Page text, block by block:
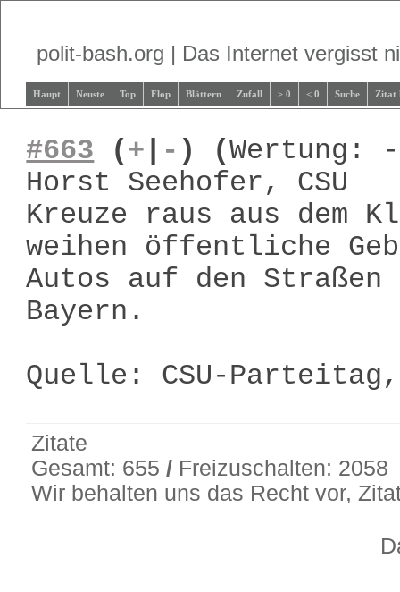
polit-bash.org | Das Internet vergisst
Haupt Neuste Top Flop Blättern Zufall > 0 < 0 Suche Zitat
#663 (+ - ) (Wertung: -
Horst Seehofer, CSU
Kreuze raus aus dem
weihen öffentliche
Autos auf den
Bayern.
Quelle: CSU-
Zitate
Gesamt: 655/ Freizuschalten: 2058
Wir behalten uns das Recht vor,